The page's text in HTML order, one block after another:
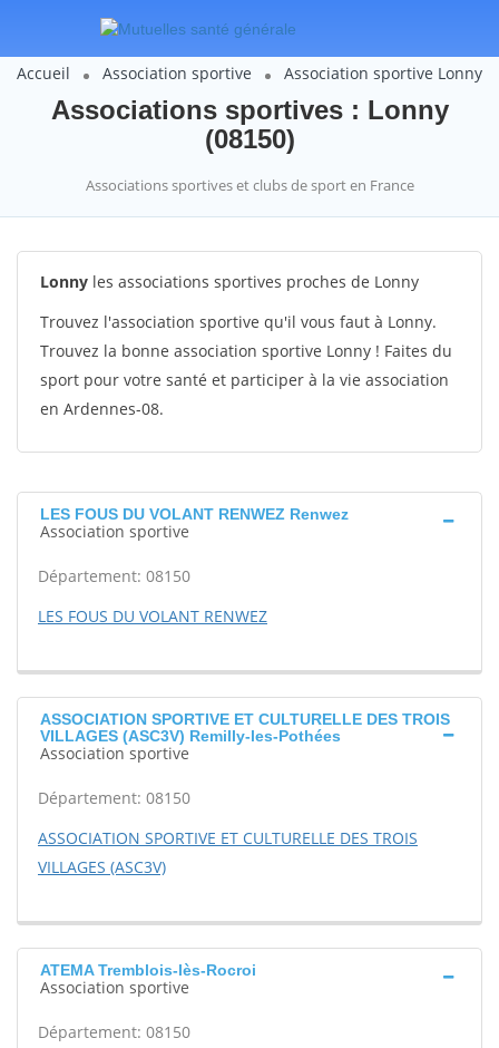
Accueil Association sportive Association sportive Lonny
Associations sportives : Lonny
(08150)
Associations sportives et clubs de sport en France
Lonny les associations sportives proches de Lonny
Trouvez l'association sportive qu'il vous faut à Lonny.
Trouvez la bonne association sportive Lonny ! Faites du
sport pour votre santé et participer à la vie association
en Ardennes-08.
LES FOUS DU VOLANT RENWEZ Renwez
Association sportive
Département: 08150
LES FOUS DU VOLANT RENWEZ
ASSOCIATION SPORTIVE ET CULTURELLE DES TROIS
VILLAGES (ASC3V) Remilly-les-Pothées
Association sportive
Département: 08150
ASSOCIATION SPORTIVE ET CULTURELLE DES TROIS
VILLAGES (ASC3V)
ATEMA Tremblois-lès-Rocroi
Association sportive
Département: 08150